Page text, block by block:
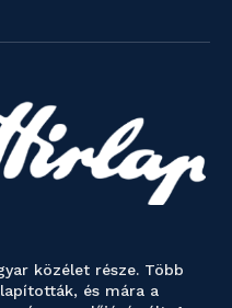
közélet része. Több
és mára a